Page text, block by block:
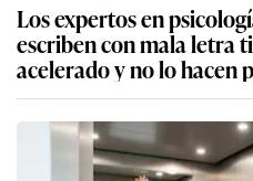
Los expertos en
escriben con mala letra
acelerado y no lo hacen